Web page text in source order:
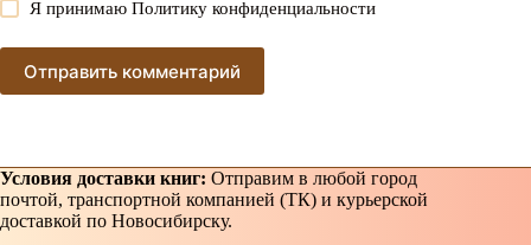
Я принимаюПолитику конфиденциальности
Отправить комментарий
Условия доставки книг: Отправим в любой город
почтой, транспортной компанией (ТК) и курьерской
доставкой по Новосибирску.